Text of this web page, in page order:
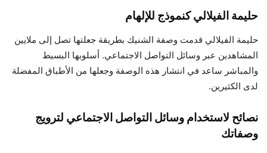
حليمة الفيلالي كنموذج للإلهام
حليمة الفيلالي قدمت وصفة الشنيك بطريقة جعلتها تصل إلى ملايين
المشاهدين عبر وسائل التواصل الاجتماعي. أسلوبها البسيط
والمباشر ساعد في انتشار هذه الوصفة وجعلها من الأطباق المفضلة
لدى الكثيرين.
نصائح لاستخدام وسائل التواصل الاجتماعي لترويج
وصفاتك